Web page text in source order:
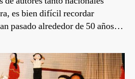
es bien difícil recordar
pasado alrededor de 50 años…